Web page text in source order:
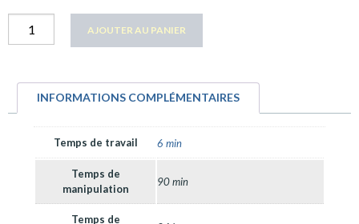
quantité
Task
AJOUTER AU PANIER
INFORMATIONS COMPLÉMENTAIRES
Temps de travail 6 min
Temps de
manipulation
90 min
Temps de